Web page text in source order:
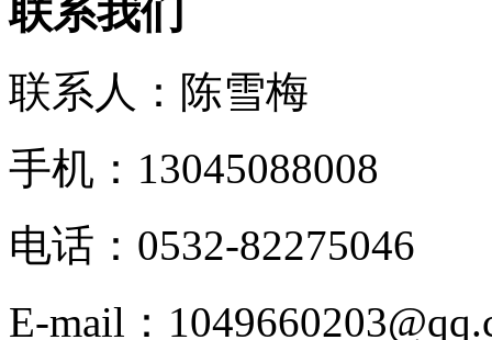
联系我们
联系人：陈雪梅
手机：13045088008
电话：0532-82275046
E-mail：